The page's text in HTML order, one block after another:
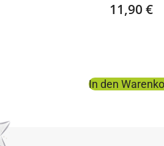
11,90 €
In den